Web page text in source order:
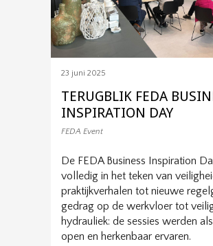
23 juni 2025
TERUGBLIK FEDA
INSPIRATION DAY
FEDA Event
De FEDA Business Inspiration
volledig in het teken van
praktijkverhalen tot nieuwe
gedrag op de werkvloer tot
hydrauliek: de sessies werden
open en herkenbaar ervaren.